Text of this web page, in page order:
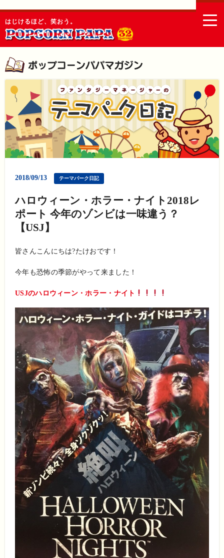
はじけるほど、笑おう。
2018/09/13 テーマパーク日記
ハロウィーン・ホラー・ナイト2018レ
ポート 今年のゾンビは一味違う？
【USJ】
皆さんこんにちは?たけおです！
今年も恐怖の季節がやって来ました！
USJのハロウィーン・ホラー・ナイト